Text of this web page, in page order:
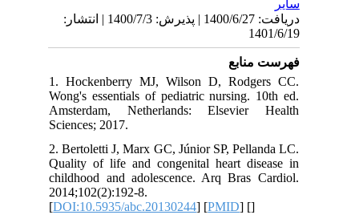
دریافت: 1400/6/27 | پذیرش: 1400/7/3 | انتشار:
1. Hockenberry MJ, Wilson D,
Wong's essentials of pediatric nursing.
Amsterdam, Netherlands:
2. Bertoletti J, Marx GC, Júnior SP,
Quality of life and congenital heart
childhood and adolescence. Arq
[DOI:10.5935/abc.20130244